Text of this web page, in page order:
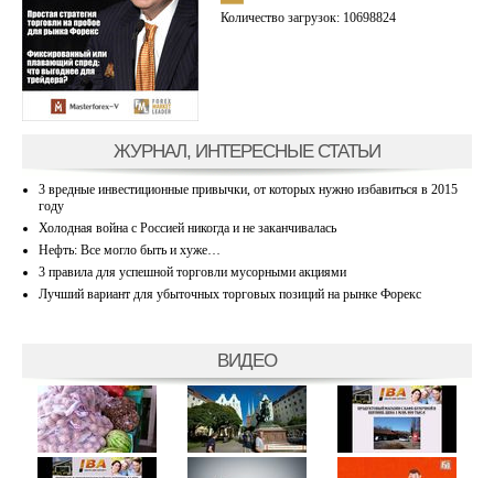
Количество загрузок: 10698824
ЖУРНАЛ, ИНТЕРЕСНЫЕ СТАТЬИ
3 вредные инвестиционные привычки, от которых нужно избавиться в 2015
году
Холодная война с Россией никогда и не заканчивалась
Нефть: Все могло быть и хуже…
3 правила для успешной торговли мусорными акциями
Лучший вариант для убыточных торговых позиций на рынке Форекс
ВИДЕО